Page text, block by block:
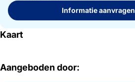
Informatie aanvragen
Kaart
Aangeboden door: